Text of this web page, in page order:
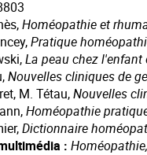
Homéopathie et
Pratique
La peau chez
Nouvelles cliniques de
M. Tétau,Nouvelles
Homéopathie
Dictionnaire
: